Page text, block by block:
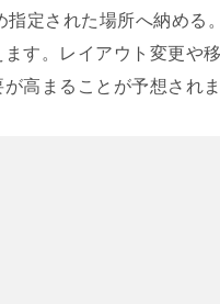
定された場所へ納める
す。レイアウト変更や
高まることが予想され